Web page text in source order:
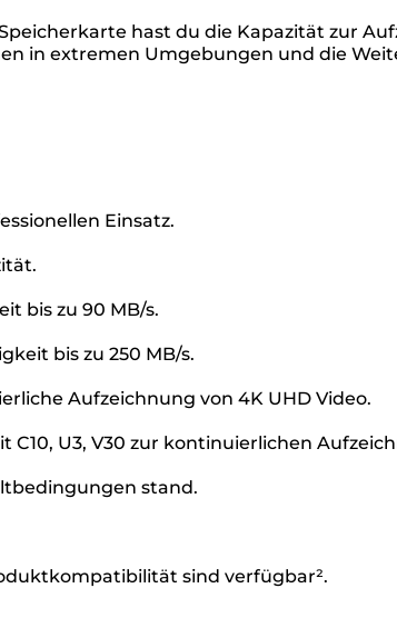
hast du die Kapazität zur
in extremen Umgebungen und die
Einsatz.
bis zu 90 MB/s.
bis zu 250 MB/s.
Aufzeichnung von 4K UHD Video.
C10, U3, V30 zur kontinuierlichen
stand.
sind verfügbar².